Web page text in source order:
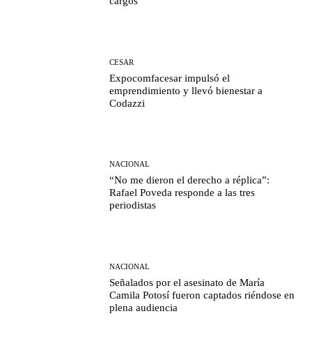
CESAR
Expocomfacesar impulsó el
emprendimiento y llevó bienestar a
Codazzi
NACIONAL
“No me dieron el derecho a réplica”:
Rafael Poveda responde a las tres
periodistas
NACIONAL
Señalados por el asesinato de María
Camila Potosí fueron captados riéndose en
plena audiencia